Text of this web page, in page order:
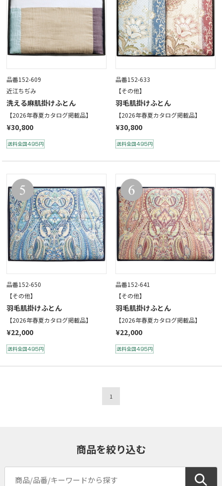
品番152-609
近江ちぢみ
洗える麻肌掛けふとん
【2026年春夏カタログ掲載品】
¥30,800
品番152-633
【その他】
羽毛肌掛けふとん
【2026年春夏カタログ掲載品】
¥30,800
品番152-650
【その他】
羽毛肌掛けふとん
【2026年春夏カタログ掲載品】
¥22,000
品番152-641
【その他】
羽毛肌掛けふとん
【2026年春夏カタログ掲載品】
¥22,000
1
商品を絞り込む